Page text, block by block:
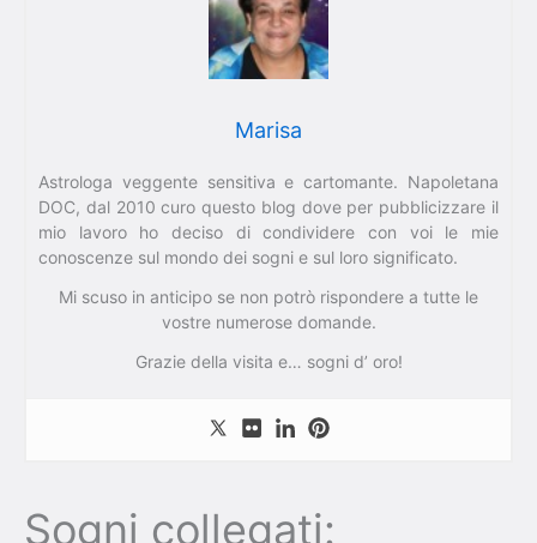
Marisa
Astrologa veggente sensitiva e cartomante. Napoletana
DOC, dal 2010 curo questo blog dove per pubblicizzare il
mio lavoro ho deciso di condividere con voi le mie
conoscenze sul mondo dei sogni e sul loro significato.
Mi scuso in anticipo se non potrò rispondere a tutte le
vostre numerose domande.
Grazie della visita e… sogni d’ oro!
Sogni collegati: